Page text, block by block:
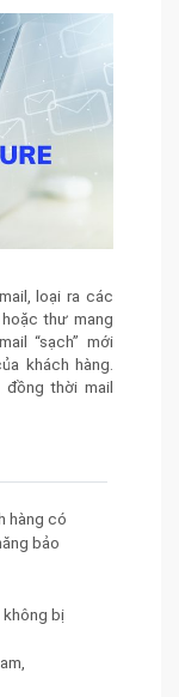
loại ra các
thư mang
“sạch” mới
khách hàng.
đồng thời mail
hàng có
bảo
không bị